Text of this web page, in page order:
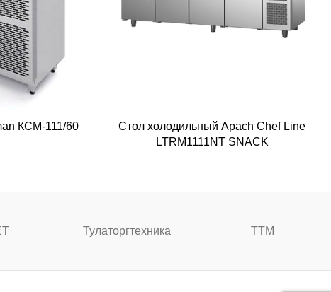
КСМ-111/60
Стол холодильный Apach Chef Line
LTRM1111NT SNACK
Тулаторгтехника ТТМ